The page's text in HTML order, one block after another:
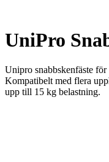
UniPro
Unipro snabbskenfäste
Kompatibelt med flera
upp till 15 kg belastning.